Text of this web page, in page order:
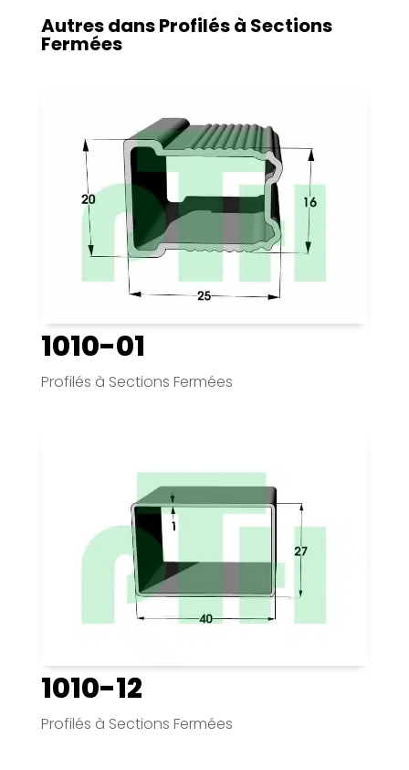
Autres dansProfilés à Sections
Fermées
1010-01
Profilés à Sections Fermées
1010-12
Profilés à Sections Fermées